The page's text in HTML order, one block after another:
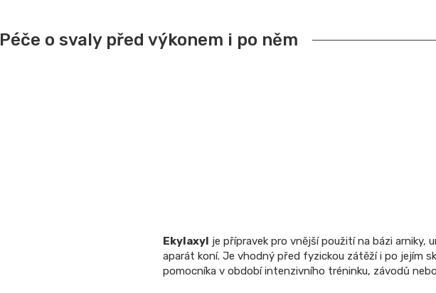
Péče o svaly před výkonem i po něm
Ekylaxyl je přípravek pro vnější použití na bázi arniky,
aparát koní. Je vhodný před fyzickou zátěží i po jejím
pomocníka v období intenzivního tréninku, závodů